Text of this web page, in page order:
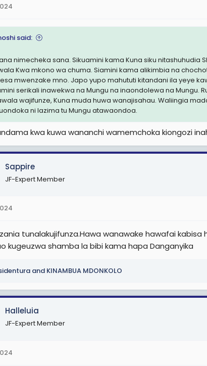
said:
nimecheka sana. Sikuamini kama Kuna siku
Kwa mkono wa chuma. Siamini kama alikimbia na
mwenzake mno. Japo yupo mahututi kitandani ila yeye
serikali inawekwa na Mungu na inaondolewa na Mungu.
wajifunze, Kuna muda huwa wanajisahau. Waliingia
ni lazima tu Mungu atawaondoa.
kwa kuwa wananchi wamemchoka kiongozi
Sappire
JF-Expert Member
tunalakujifunza.Hawa wanawake hawafai
kugeuzwa shamba la bibi kama hapa Danganyika
and KINAMBUA MDONKOLO
Halleluia
JF-Expert Member